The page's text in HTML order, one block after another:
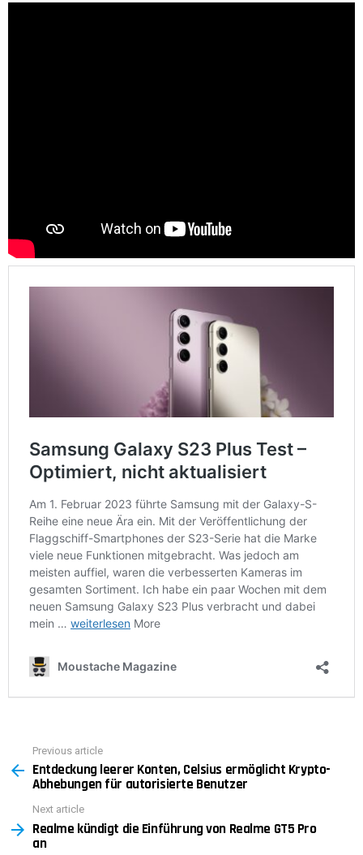
more
Previous article
Entdeckung leerer Konten, Celsius ermöglicht Krypto-
Abhebungen für autorisierte Benutzer
Next article
Realme kündigt die Einführung von Realme GT5 Pro
an